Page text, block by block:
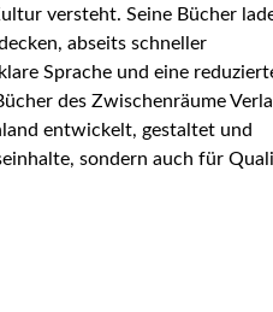
versteht. Seine Bücher
abseits schneller
Sprache und eine
des Zwischenräume
entwickelt, gestaltet und
sondern auch für